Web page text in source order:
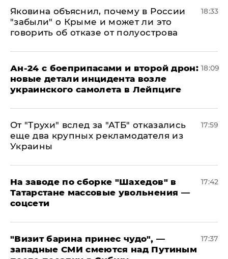
Яковина объяснил, почему в России
"забыли" о Крыме и может ли это
говорить об отказе от полуострова
18:33
Ан-24 с боеприпасами и второй дрон:
новые детали инцидента возле
украинского самолета в Лейпциге
18:09
От "Трухи" вслед за "АТБ" отказались
еще два крупных рекламодателя из
Украины
17:59
На заводе по сборке "Шахедов" в
Татарстане массовые увольнения —
соцсети
17:42
"Визит барина принес чудо", —
западные СМИ смеются над Путиным
17:37